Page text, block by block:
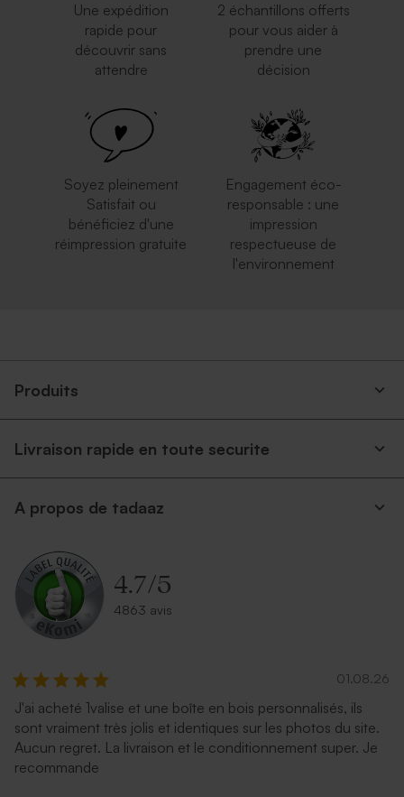
Une expédition
rapide pour
découvrir sans
attendre
2 échantillons offerts
pour vous aider à
prendre une
décision
Soyez pleinement
Satisfait ou
bénéficiez d'une
réimpression gratuite
Engagement éco-
responsable : une
impression
respectueuse de
l'environnement
Produits
Livraison rapide en toute securite
A propos de tadaaz
4.7/5
4863 avis
01.08.26
J'ai acheté 1valise et une boîte en bois personnalisés, ils
sont vraiment très jolis et identiques sur les photos du site.
Aucun regret. La livraison et le conditionnement super. Je
recommande